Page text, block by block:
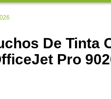
De Tinta
Pro